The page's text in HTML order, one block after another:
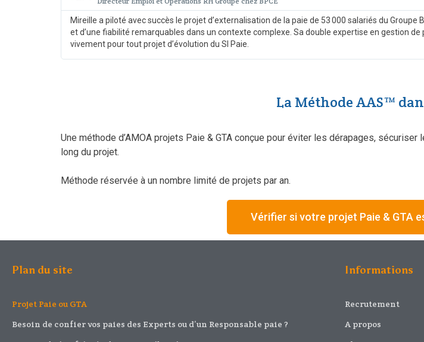
Mireille a piloté avec succès le projet d’externalisation de la paie de 53 000 salariés du
et d’une fiabilité remarquables dans un contexte complexe. Sa double expertise en gestion
vivement pour tout projet d’évolution du SI Paie.
La Méthode AAS™
Une méthode d’AMOA projets Paie & GTA conçue pour éviter les dérapages,
long du projet.
Méthode réservée à un nombre limité de projets par an.
Vérifier si votre projet Paie & GTA
Plan du site
Projet Paie ou GTA
Besoin de confier vos paies des Experts ou d’un Responsable paie ?
Informations
Recrutement
A propos